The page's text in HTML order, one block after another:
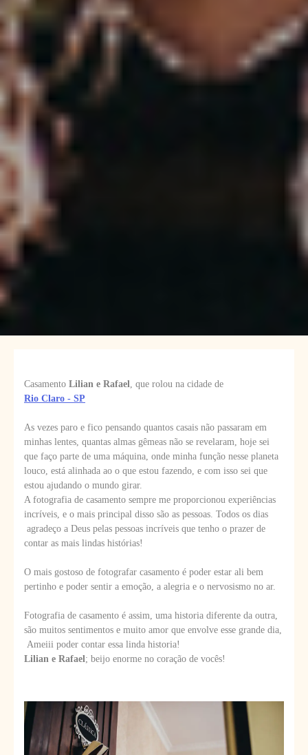
Casamento Lilian e Rafael, que rolou na cidade de
Rio Claro - SP
As vezes paro e fico pensando quantos casais não passaram em
minhas lentes, quantas almas gêmeas não se revelaram, hoje sei
que faço parte de uma máquina, onde minha função nesse planeta
louco, está alinhada ao o que estou fazendo, e com isso sei que
estou ajudando o mundo girar.
A fotografia de casamento sempre me proporcionou experiências
incríveis, e o mais principal disso são as pessoas. Todos os dias
agradeço a Deus pelas pessoas incríveis que tenho o prazer de
contar as mais lindas histórias!
O mais gostoso de fotografar casamento é poder estar ali bem
pertinho e poder sentir a emoção, a alegria e o nervosismo no ar.
Fotografia de casamento é assim, uma historia diferente da outra,
são muitos sentimentos e muito amor que envolve esse grande dia,
Ameiii poder contar essa linda historia!
Lilian e Rafael; beijo enorme no coração de vocês!